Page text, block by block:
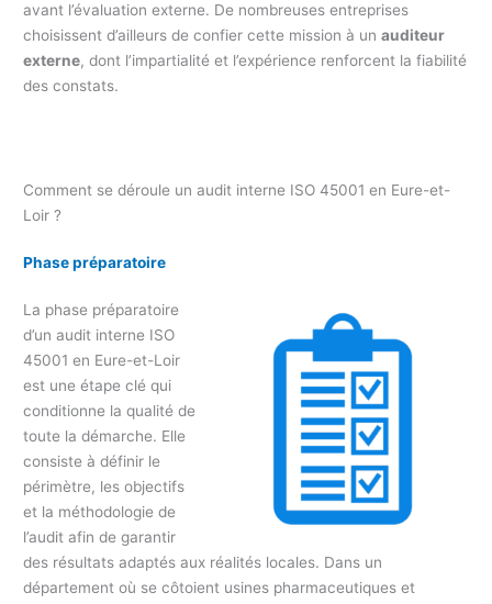
avant l’évaluation externe. De nombreuses entreprises
choisissent d’ailleurs de confier cette mission à unauditeur
externe, dont l’impartialité et l’expérience renforcent la fiabilité
des constats.
Comment se déroule un audit interne ISO 45001 en Eure-et-
Loir ?
Phase préparatoire
La phase préparatoire
d’un audit interne ISO
45001 en Eure-et-Loir
est une étape clé qui
conditionne la qualité de
toute la démarche. Elle
consiste à définir le
périmètre, les objectifs
et la méthodologie de
l’audit afin de garantir
des résultats adaptés aux réalités locales. Dans un
département où se côtoient usines pharmaceutiques et